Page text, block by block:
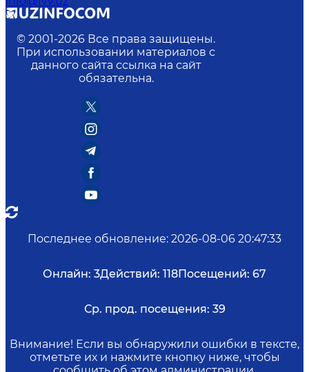
© 2001-2026 Все права защищены.
При использовании материалов с
данного сайта ссылка на сайт
обязательна.
Последнее обновление: 2026-08-06 20:47:33
Онлайн: 3Действий: 118Посещений: 67
Ср. прод. посещения: 39
Внимание! Если вы обнаружили ошибки в тексте,
отметьте их и нажмите кнопку ниже, чтобы